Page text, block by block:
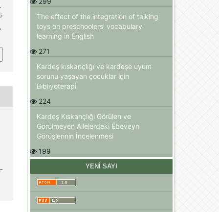
The effect of the integration of talking
toys on preschoolers’ vocabulary
learning in English
271
Kardeş kıskançlığı ve kardeşe uyum
sorunu yaşayan çocuklar için
Bibliyoterapi
224
Kardeş Kıskançlığı Görülen ve
Görülmeyen Ailelerdeki Ebeveyn
Görüşlerinin İncelenmesi
199
YENI SAYI